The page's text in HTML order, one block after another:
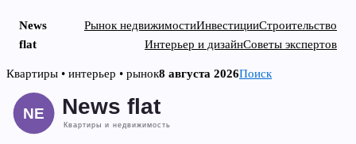
News
flat
Рынок недвижимостиИнвестицииСтроительство
Интерьер и дизайнСоветы экспертов
Skip
content
Квартиры • интерьер • рынок8 августа 2026Поиск